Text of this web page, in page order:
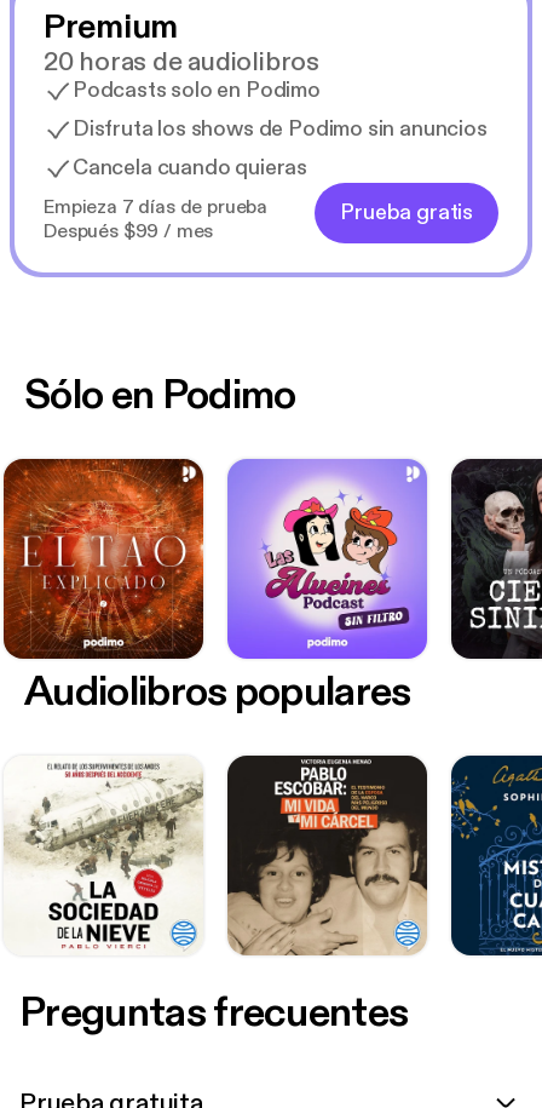
Premium
20 horas de audiolibros
Podcasts solo en Podimo
Disfruta los shows de Podimo sin anuncios
Cancela cuando quieras
Empieza 7 días de prueba
Después $99 / mes
Prueba gratis
Sólo en Podimo
Audiolibros populares
Preguntas frecuentes